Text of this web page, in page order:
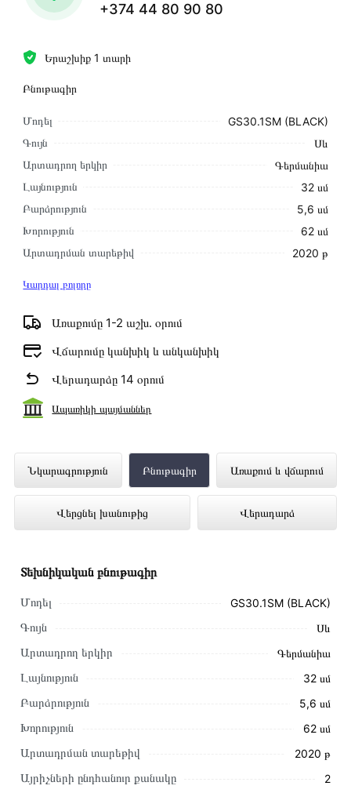
Երաշխիք 1 տարի
Բնութագիր
Մոդել
GS30.1SM (BLACK)
Գույն
Սև
Արտադրող երկիր
Գերմանիա
Լայնություն
32 սմ
Բարձրություն
5,6 սմ
Խորություն
62 սմ
Արտադրման տարեթիվ
2020 թ
Կարդալ բոլորը
Առաքումը 1-2 աշխ․ օրում
Վճարումը կանխիկ և անկանխիկ
Վերադարձը 14 օրում
Ապառիկի պայմաններ
+374 44 80 90 80
Նկարագրություն Բնութագիր Առաքում և վճարում
Վերցնել խանութից Վերադարձ
Ներկառուցվող Գազօջախ GRAUDE
GS30.1SM (BLACK) ներկայացված է
Technomix առցանց խանութում լավագույն
Տեխնիկական բնութագիր
Մոդել GS30.1SM (BLACK)
Գույն Սև
Արտադրող երկիր Գերմանիա
Լայնություն 32 սմ
Բարձրություն 5,6 սմ
Խորություն 62 սմ
Արտադրման տարեթիվ 2020 թ
Այրիչների ընդհանուր քանակը 2